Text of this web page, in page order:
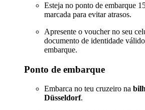
Esteja no ponto de embarque
marcada para evitar atrasos.
Apresente o voucher no seu
documento de identidade
embarque.
Ponto de embarque
Embarca no teu cruzeiro na
Düsseldorf.